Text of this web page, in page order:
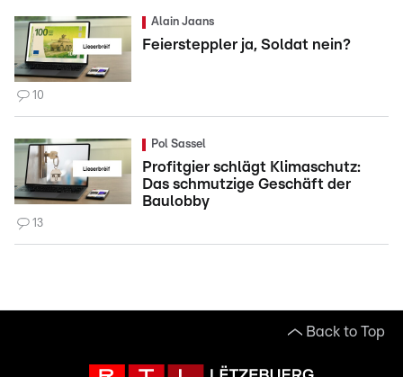
Alain Jaans
Feiersteppler ja, Soldat nein?
10
Pol Sassel
Profitgier schlägt Klimaschutz:
Das schmutzige Geschäft der
Baulobby
13
Back to Top